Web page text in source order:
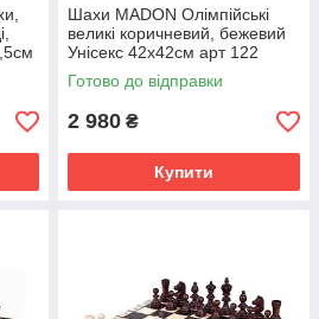
Шахи MADON Олімпійські
великі коричневий, бежевий
Унісекс 42х42см арт 122
MD122
Готово до відправки
2 980 ₴
Купити